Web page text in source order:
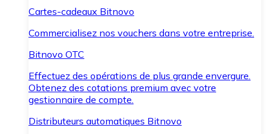
Cartes-cadeaux Bitnovo
Commercialisez nos vouchers dans votre entreprise.
Bitnovo OTC
Effectuez des opérations de plus grande envergure.
Obtenez des cotations premium avec votre
gestionnaire de compte.
Distributeurs automatiques Bitnovo